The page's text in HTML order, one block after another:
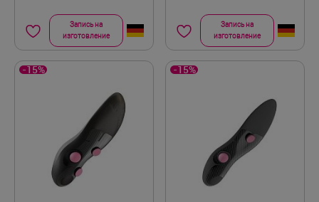
Запись на
изготовление
Запись на
изготовление
-15% -15%